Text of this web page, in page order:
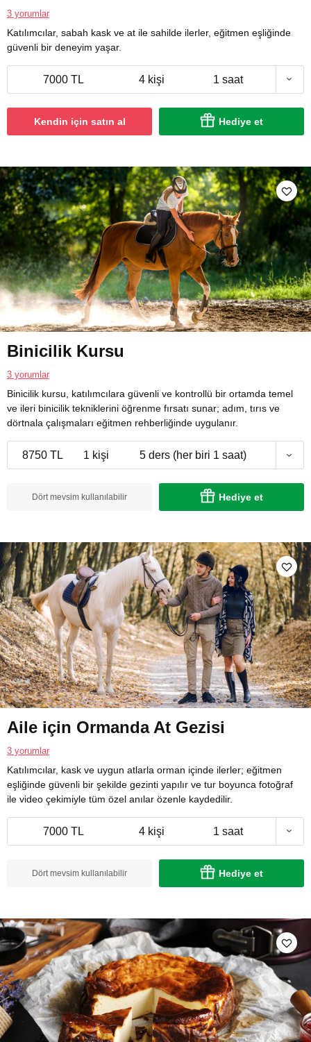
3 yorumlar
Katılımcılar, sabah kask ve at ile sahilde ilerler, eğitmen eşliğinde
güvenli bir deneyim yaşar.
7000 TL 4 kişi 1 saat
Kendin için satın al Hediye et
Binicilik Kursu
3 yorumlar
Binicilik kursu, katılımcılara güvenli ve kontrollü bir ortamda temel
ve ileri binicilik tekniklerini öğrenme fırsatı sunar; adım, tırıs ve
dörtnala çalışmaları eğitmen rehberliğinde uygulanır.
8750 TL 1 kişi 5 ders (her biri 1 saat)
Dört mevsim kullanılabilir Hediye et
Aile için Ormanda At Gezisi
3 yorumlar
Katılımcılar, kask ve uygun atlarla orman içinde ilerler; eğitmen
eşliğinde güvenli bir şekilde gezinti yapılır ve tur boyunca fotoğraf
ile video çekimiyle tüm özel anılar özenle kaydedilir.
7000 TL 4 kişi 1 saat
Dört mevsim kullanılabilir Hediye et